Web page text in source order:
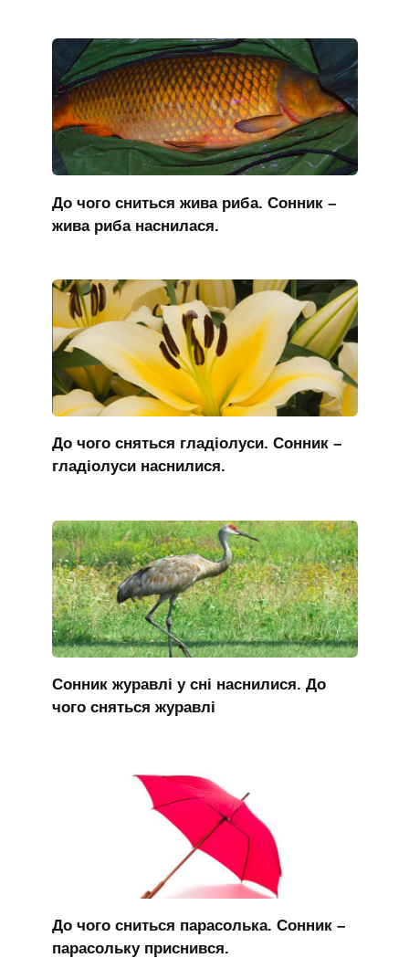
До чого сниться жива риба. Сонник –
жива риба наснилася.
До чого сняться гладіолуси. Сонник –
гладіолуси наснилися.
Сонник журавлі у сні наснилися. До
чого сняться журавлі
До чого сниться парасолька. Сонник –
парасольку приснився.